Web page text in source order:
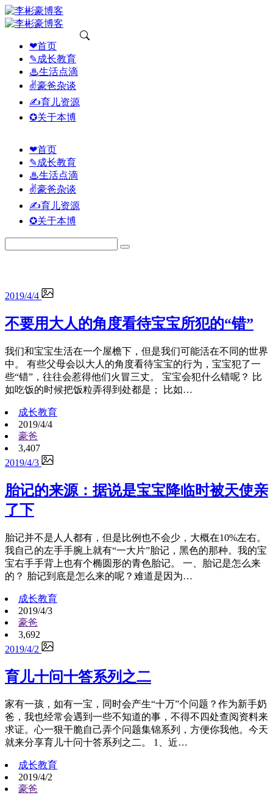
❤首页
✎成长教育
♨生活点滴
✌豪爸杂谈
✍育儿资源
✪关于本博
❤首页
✎成长教育
♨生活点滴
✌豪爸杂谈
✍育儿资源
✪关于本博
2019/4/4
不要用大人的角度看待宝宝所犯的“错”
我们和宝宝生活在一个屋檐下，但是我们可能活在不同的世界
中。 有些父母会以大人的角度看待宝宝的行为，宝宝犯了一
些“错”，往往会惹得他们火冒三丈。 宝宝会犯什么错呢？ 比
如吃饭的时候把饭粒弄得到处都是； 比如…
成长教育
2019/4/4
豪爸
3,407
2019/4/3
胎记的来源：据说是宝宝降临时被天使亲
了下
胎记并不是人人都有，但是比例也不会少，大概在10%左右。
我自己的左手手腕上就有“一大片”胎记，黑色的那种。我的宝
宝右手手背上也有个椭圆形的青色胎记。 一、胎记是怎么来
的？ 胎记到底是怎么来的呢？难道是因为…
成长教育
2019/4/3
豪爸
3,692
2019/4/2
育儿十问十答系列之二
家有一孩，如有一宝，同时会产生“十万”个问题？作为新手奶
爸，我也经常会遇到一些不知道的事，不得不四处查阅资料来
求证。心一狠干脆自己弄个问题集锦系列，方便你我他。今天
就来分享育儿十问十答系列之二。 1、近…
成长教育
2019/4/2
豪爸